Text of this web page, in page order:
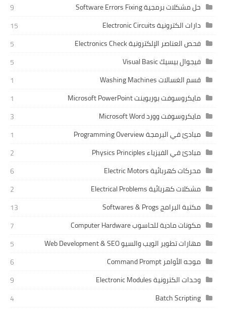
حل مشكلات برمجية Software Errors Fixing
9
دارات الكترونية Electronic Circuits
15
فحص العناصر الإلكترونية Electronics Check
5
فيجوال بيسيك Visual Basic
5
قسم الغسالات Washing Machines
1
مايكروسوفت بوربوينت Microsoft PowerPoint
1
مايكروسوفت وورد Microsoft Word
3
مبادئ في البرمجة Programming Overview
1
مبادئ في الفيزياء Physics Principles
2
محركات كهربائية Electric Motors
6
مشكلات كهربائية Electrical Problems
2
مكتبة البرامج Softwares & Progs
13
مكونات مادية للحاسوب Computer Hardware
7
مهارات تطوير الويب والسيو Web Development & SEO
5
موجه الأوامر Command Prompt
6
وحدات الكترونية Electronic Modules
9
Batch Scripting
4